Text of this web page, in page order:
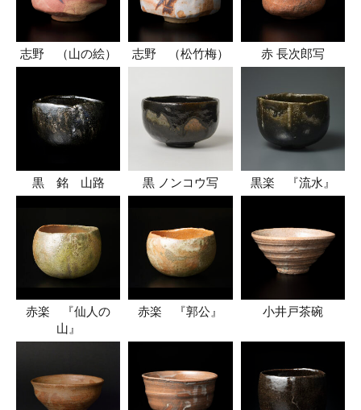
志野 （山の絵） 志野 （松竹梅） 赤 長次郎写
黒 銘 山路 黒 ノンコウ写 黒楽 『流水』
赤楽 『仙人の
山』
赤楽 『郭公』 小井戸茶碗